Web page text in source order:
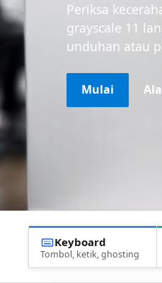
Periksa
grayscale 11
unduhan atau
Mulai
Keyboard
Tombol, ketik, ghosting